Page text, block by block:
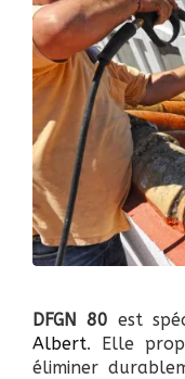
DFGN 80est
Albert. Elle
éliminer